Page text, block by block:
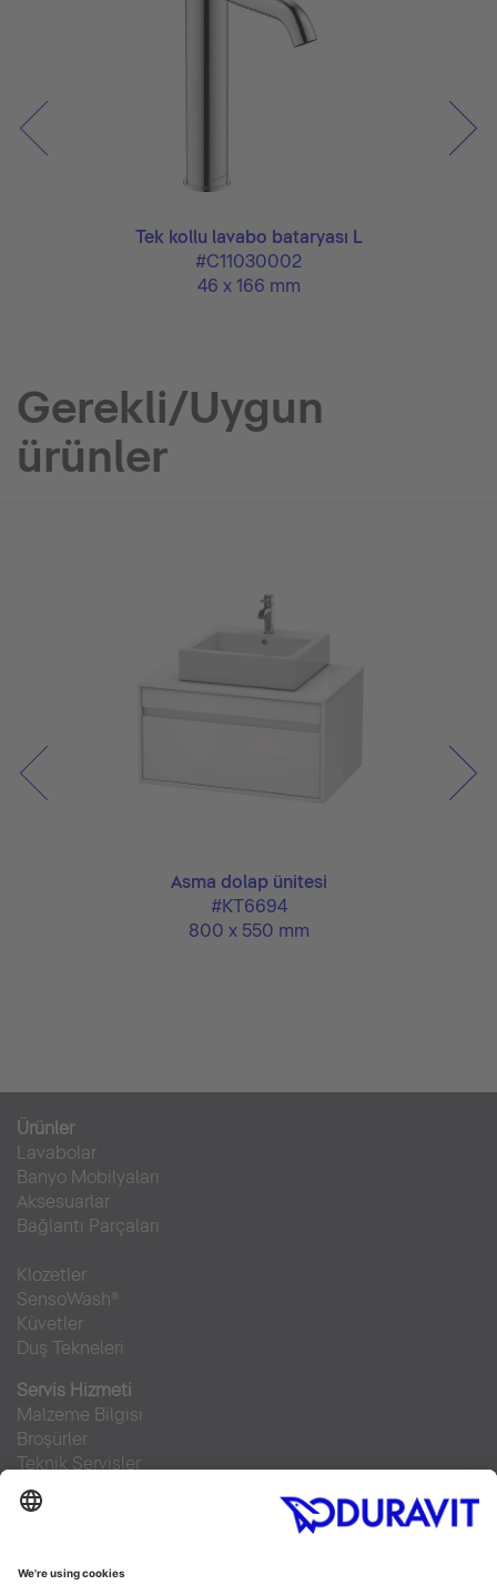
Tek kollu lavabo bataryası L
#C11030002
46 x 166 mm
Gerekli/Uygun
ürünler
Asma dolap ünitesi
#KT6694
800 x 550 mm
Ürünler
Lavabolar
Banyo Mobilyaları
Aksesuarlar
Bağlantı Parçaları
Klozetler
SensoWash®
Küvetler
Duş Tekneleri
Servis Hizmeti
Malzeme Bilgisi
Broşürler
Teknik Servisler
Sıkça sorulan sorular